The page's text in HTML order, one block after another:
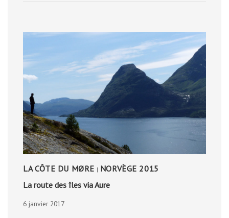
LA CÔTE DU MØRE | NORVÈGE 2015
La route des îles via Aure
6 janvier 2017